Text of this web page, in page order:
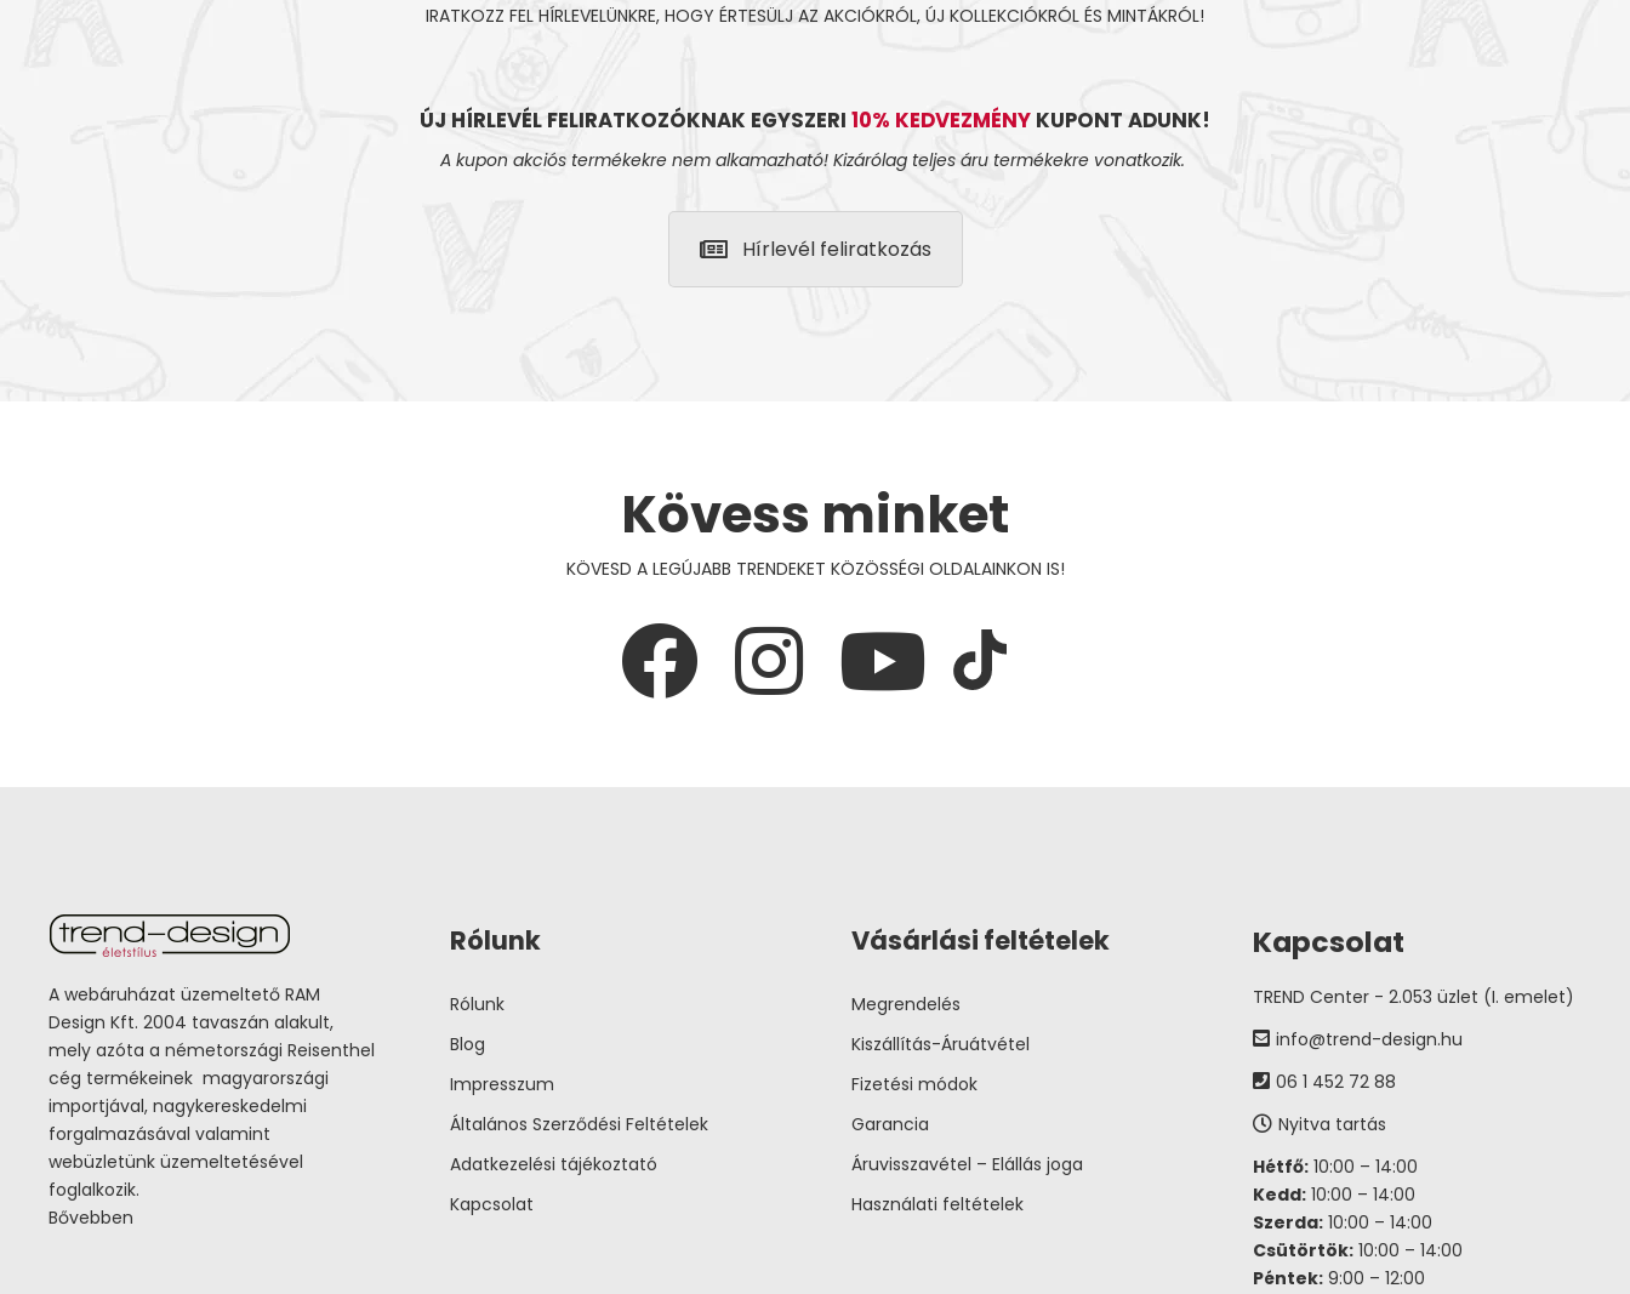
IRATKOZZ FEL HÍRLEVELÜNKRE, HOGY ÉRTESÜLJ AZ AKCIÓKRÓL, ÚJ KOLLEKCIÓKRÓL ÉS MINTÁKRÓL!
ÚJ HÍRLEVÉL FELIRATKOZÓKNAK EGYSZERI 10% KEDVEZMÉNY KUPONT ADUNK!
A kupon akciós termékekre nem alkamazható! Kizárólag teljes áru termékekre vonatkozik.
Hírlevél feliratkozás
Kövess minket
KÖVESD A LEGÚJABB TRENDEKET KÖZÖSSÉGI OLDALAINKON IS!
A webáruházat üzemeltető RAM
Design Kft. 2004 tavaszán alakult,
mely azóta a németországi Reisenthel
cég termékeinek magyarországi
importjával, nagykereskedelmi
forgalmazásával valamint
webüzletünk üzemeltetésével
foglalkozik.
Bővebben
Rólunk
Rólunk
Blog
Impresszum
Általános Szerződési Feltételek
Adatkezelési tájékoztató
Kapcsolat
Vásárlási feltételek
Megrendelés
Kiszállítás-Áruátvétel
Fizetési módok
Garancia
Áruvisszavétel – Elállás joga
Használati feltételek
Kapcsolat
TREND Center - 2.053 üzlet (I. emelet)
info@trend-design.hu
06 1 452 72 88
Nyitva tartás
Hétfő: 10:00 – 14:00
Kedd: 10:00 – 14:00
Szerda: 10:00 – 14:00
Csütörtök: 10:00 – 14:00
Péntek: 9:00 – 12:00